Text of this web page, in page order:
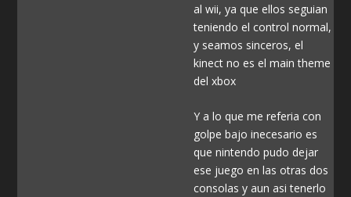
al wii, ya que ellos seguian
teniendo el control normal,
y seamos sinceros, el
kinect no es el main theme
del xbox
Y a lo que me referia con
golpe bajo inecesario es
que nintendo pudo dejar
ese juego en las otras dos
consolas y aun asi tenerlo